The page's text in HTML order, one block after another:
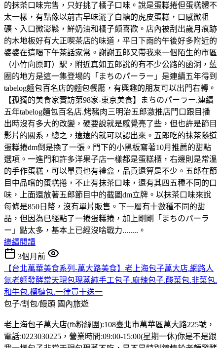
的抹茶口味完售，只好挑了橘子口味。說是蛋糕捲但蛋糕體不
太一樣，有點像以前古早味灑了白糖的虎皮蛋糕，口感微粗
礦、入口微澎鬆，鮮奶油和橘子颇喜歡。店內被刮出歲月痕跡
的木地板好有大正喫茶店的味道，平日下雨的午後好多附近的
婆婆在這喝下午茶話家常。謝謝五郎又帶我來一個陌生的市區
（小竹向原町）駅，附近真如五郎說的有不少公路的函洞，藍
圈的地方是這一集登場的「まちのパーラー」是連續五年得到
tabelog麵包百名店的麵包餐廳，有興趣的朋友可以出門右轉。
【孤獨的美食家實訪第98家-東京美食】まちのパーラー.連續
五年tabelog麵包百名店.烤豬肉三明治五郎激推店門口跟目播
出時沒有多大的改變，硬要說就是感覺亮了些，但也許是節目
影片的關系，總之，遠遠的就可以認出來。五郎吃的抹茶隧道
蛋糕捲dm倒是換了一張。門下的小黑板寫著10月推薦的甜點
選項。一進門和許多洋果子店一樣都是蛋糕櫃，右邊則是常溫
的手作蛋糕，可以單買也有禮盒，品貢還算是不少。五郎在節
目中品嚐的蛋糕捲，不止有抹茶口味，還有其四五種不同的口
味，上面還放著五郎節目中的截圖dm立牌。以抹茶口味來說
每條是850日幣，沒有單片販售。下一層有十數種不同的甜
品，但因為已經點了一捲蛋糕捲，加上剛剛「まちのパーラ
ー」點太多，基本上已經沒啥戰力........。
繼續閱讀
3個月前
【台北萬華美食系列-萬大路美食】老上海包子萬大店.網路人
氣老麵發酵當天現包現蒸純手工包子.麻辣包子.酸菜包.韭菜包.
和牛包.榴槤包.一律買十送一
包子/割包/饅頭 國內旅遊
老上海包子萬大店(fb粉絲團):108臺北市萬華區萬大路225號，
電話:0223030225，營業時間:09:00-15:00(星期一休)你是不是跟